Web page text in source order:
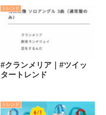
トレンド
#クランメリア｜#ツイッ
タートレンド
トレンド